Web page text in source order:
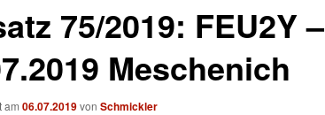
75/2019: FEU2Y –
Meschenich
am 06.07.2019von Schmickler